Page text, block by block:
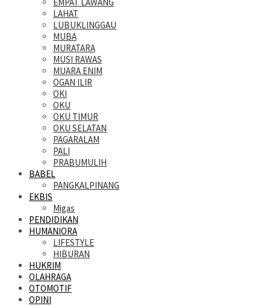
LAHAT
LUBUKLINGGAU
MUBA
MURATARA
MUSI RAWAS
MUARA ENIM
OGAN ILIR
OKI
OKU
OKU TIMUR
OKU SELATAN
PAGARALAM
PALI
PRABUMULIH
BABEL
PANGKALPINANG
EKBIS
Migas
PENDIDIKAN
HUMANIORA
LIFESTYLE
HIBURAN
HUKRIM
OLAHRAGA
OTOMOTIF
OPINI